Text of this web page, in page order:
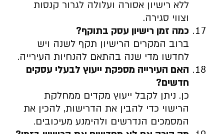
ללא רישיון אסורה ועלולה לגרור קנסות
וצווי סגירה.
כמה זמן רישיון עסק בתוקף?
ברוב המקרים הרישיון תקף לשנה ויש
לחדשו מדי שנה בהתאם להנחיות העירייה.
האם העירייה מספקת ייעוץ לבעלי עסקים
חדשים?
כן. ניתן לקבל ייעוץ מקדים ממחלקת
הרישוי כדי להבין את הדרישות, להכין את
המסמכים הנדרשים ולהימנע מעיכובים.